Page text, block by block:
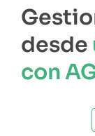
desde
con